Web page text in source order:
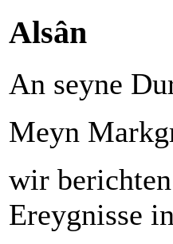
Alsân
An seyne
Meyn
wir
Ereygnisse